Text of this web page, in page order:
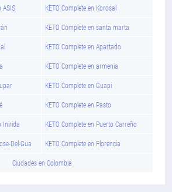
ASIS KETO Complete en Korosal
KETO Complete en santa marta
KETO Complete en Apartado
KETO Complete en armenia
KETO Complete en Guapi
KETO Complete en Pasto
Inirida KETO Complete en Puerto Carreño
Del-Gua KETO Complete en Florencia
Ciudades en Colombia